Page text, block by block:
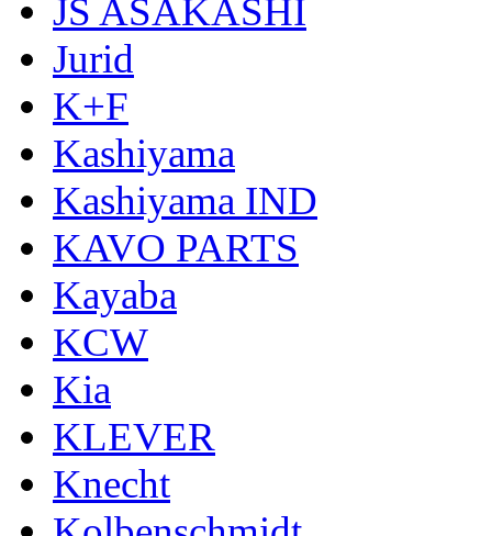
JS ASAKASHI
Jurid
K+F
Kashiyama
Kashiyama IND
KAVO PARTS
Kayaba
KCW
Kia
KLEVER
Knecht